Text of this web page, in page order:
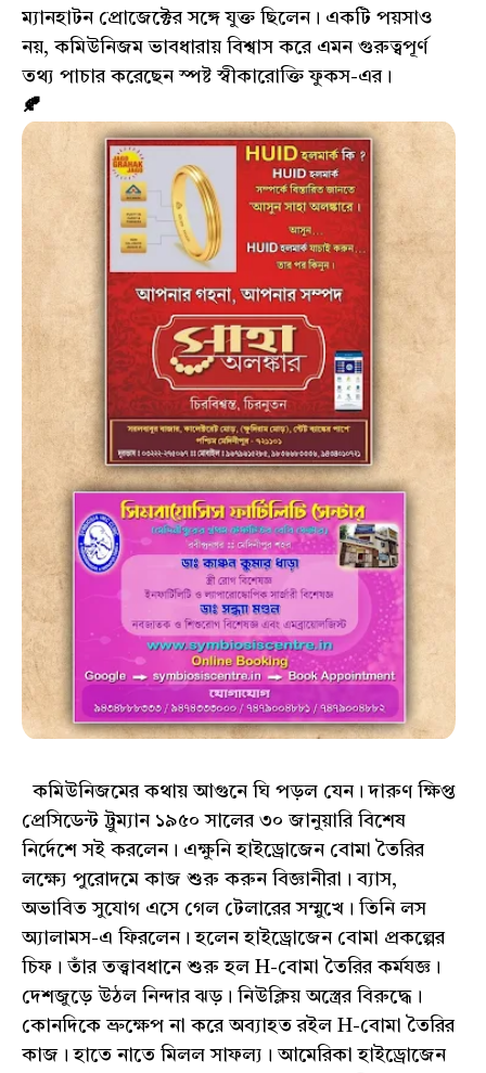
ম্যানহাটন প্রোজেক্টের সঙ্গে যুক্ত ছিলেন। একটি পয়সাও
নয়, কমিউনিজম ভাবধারায় বিশ্বাস করে এমন গুরুত্বপূর্ণ
তথ্য পাচার করেছেন স্পষ্ট স্বীকারোক্তি ফুকস-এর।
🍂
কমিউনিজমের কথায় আগুনে ঘি পড়ল যেন। দারুণ ক্ষিপ্ত
প্রেসিডেন্ট ট্রুম্যান ১৯৫০ সালের ৩০ জানুয়ারি বিশেষ
নির্দেশে সই করলেন। এক্ষুনি হাইড্রোজেন বোমা তৈরির
লক্ষ্যে পুরোদমে কাজ শুরু করুন বিজ্ঞানীরা। ব্যাস,
অভাবিত সুযোগ এসে গেল টেলারের সম্মুখে। তিনি লস
অ্যালামস-এ ফিরলেন। হলেন হাইড্রোজেন বোমা প্রকল্পের
চিফ। তাঁর তত্ত্বাবধানে শুরু হল H-বোমা তৈরির কর্মযজ্ঞ।
দেশজুড়ে উঠল নিন্দার ঝড়। নিউক্লিয় অস্ত্রের বিরুদ্ধে।
কোনদিকে ভ্রুক্ষেপ না করে অব্যাহত রইল H-বোমা তৈরির
কাজ। হাতে নাতে মিলল সাফল্য। আমেরিকা হাইড্রোজেন